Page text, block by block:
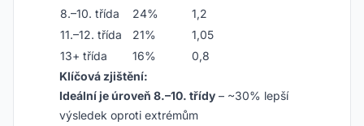
8.–10. třída
24%
1,2
11.–12. třída
21%
1,05
13+ třída
16%
0,8
Klíčová zjištění:
Ideální je úroveň 8.–10. třídy – ~30% lepší
výsledek oproti extrémům